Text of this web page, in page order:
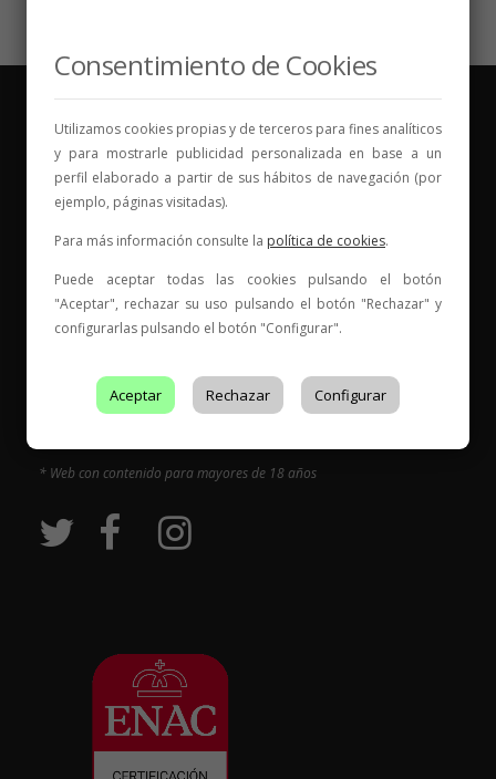
Elige tu vino, con quién compartirlo y comienza una
* Web con contenido para mayores de 18 años
Consentimiento de Cookies
Utilizamos cookies propias y de terceros para fines analíticos
y para mostrarle publicidad personalizada en base a un
perfil elaborado a partir de sus hábitos de navegación (por
ejemplo, páginas visitadas).
Para más información consulte la política de cookies.
Puede aceptar todas las cookies pulsando el botón
"Aceptar", rechazar su uso pulsando el botón "Rechazar" y
configurarlas pulsando el botón "Configurar".
Aceptar Rechazar Configurar